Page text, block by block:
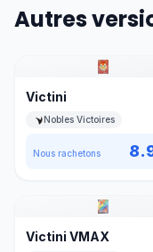
Autres
Victini
Nobles Victoires
Nous rachetons
Victini VMAX